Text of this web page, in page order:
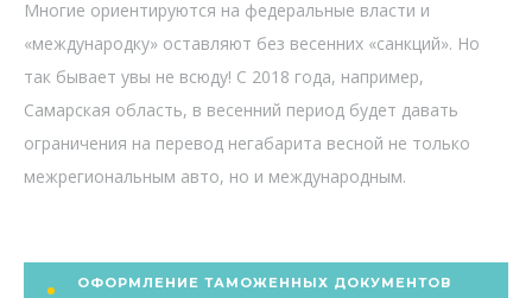
Многие ориентируются на федеральные власти и
«международку» оставляют без весенних «санкций». Но
так бывает увы не всюду! С 2018 года, например,
Самарская область, в весенний период будет давать
ограничения на перевод негабарита весной не только
межрегиональным авто, но и международным.
ОФОРМЛЕНИЕ ТАМОЖЕННЫХ ДОКУМЕНТОВ